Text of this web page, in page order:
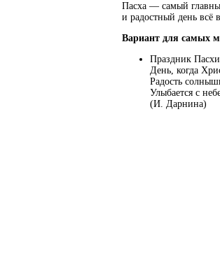
Пасха — самый
и радостный день всё
Вариант для самых
Праздник
День, когда
Радость
Улыбается с
(И. Дарнина)